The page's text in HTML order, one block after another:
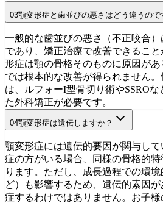
セルフチェック
初診相談を予約
03顎変形症と歯並びの悪さはどう違うので
症状について詳しく
初診相談を予約
一般的な歯並びの悪さ（不正咬合
であり、矯正治療で改善できるこ
形症は顎の骨格そのものに原因が
では根本的な改善が得られません
は、ルフォーI型骨切り術やSSRO
た外科矯正が必要です。
04顎変形症は遺伝しますか？
顎変形症には遺伝的要因が関与し
症の方がいる場合、同様の骨格的
ります。ただし、成長過程での環
ど）も影響するため、遺伝的素因
症するわけではありません。お子